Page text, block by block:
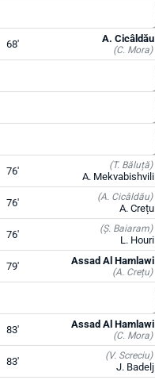
68' (C. Mora)
A. Cicâldău
76' (T. Băluță)
A. Mekvabishvili
76' (A. Cicâldău)
A. Crețu
76' (Ș. Baiaram)
L. Houri
79' (A. Crețu)
Assad Al Hamlawi
83' (C. Mora)
Assad Al Hamlawi
83' (V. Screciu)
J. Badelj